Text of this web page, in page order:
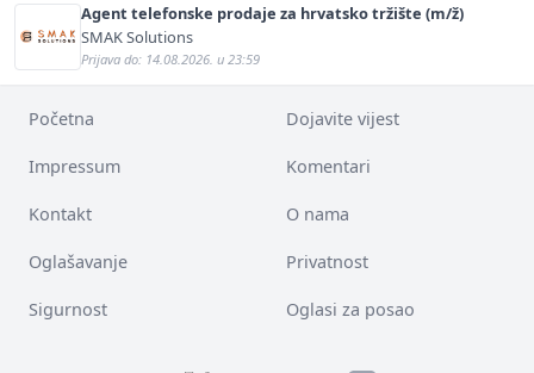
Agent telefonske prodaje za hrvatsko tržište (m/ž)
SMAK Solutions
Prijava do: 14.08.2026. u 23:59
Početna Dojavite vijest
Impressum Komentari
Kontakt O nama
Oglašavanje Privatnost
Sigurnost Oglasi za posao